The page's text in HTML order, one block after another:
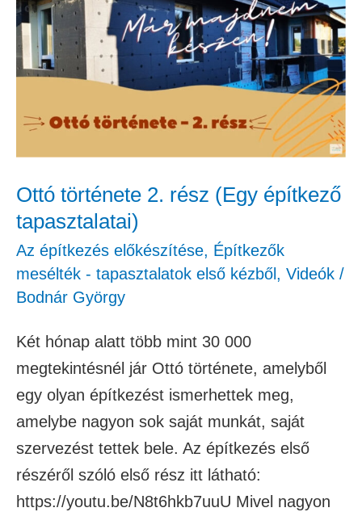
Ottó története 2. rész (Egy építkező
tapasztalatai)
Az építkezés előkészítése, Építkezők
mesélték - tapasztalatok első kézből , Videók /
Bodnár György
Két hónap alatt több mint 30 000
megtekintésnél jár Ottó története, amelyből
egy olyan építkezést ismerhettek meg,
amelybe nagyon sok saját munkát, saját
szervezést tettek bele. Az építkezés első
részéről szóló első rész itt látható:
https://youtu.be/N8t6hkb7uuU Mivel nagyon
története
2.
rész
építkező